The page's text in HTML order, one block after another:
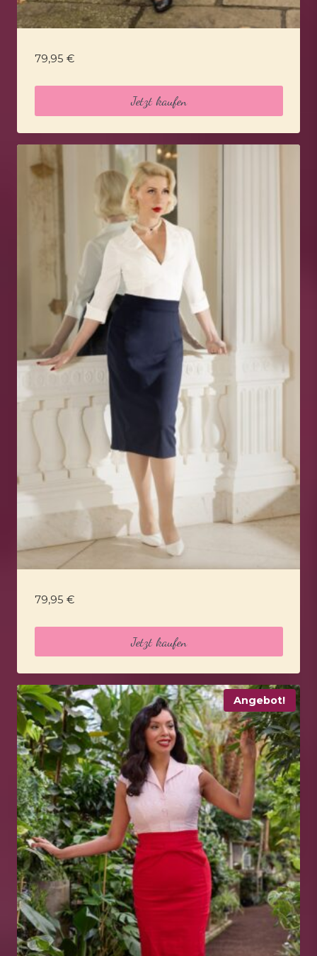
79,95 €
Jetzt kaufen
79,95 €
Jetzt kaufen
Angebot!